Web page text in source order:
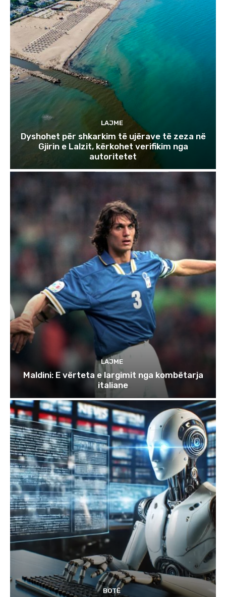
LAJME
Dyshohet për shkarkim të ujërave të zeza në
Gjirin e Lalzit, kërkohet verifikim nga
autoritetet
LAJME
Maldini: E vërteta e largimit nga kombëtarja
italiane
BOTË